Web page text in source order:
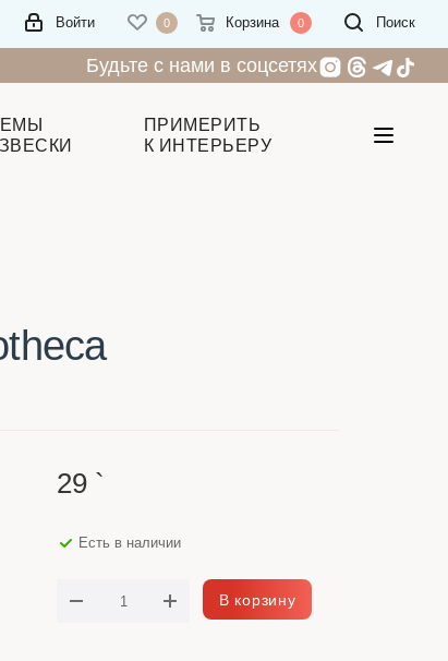
Поиск
0 Корзина 0
Войти
Будьте с нами в соцсетях
ПРИМЕРИТЬ
К ИНТЕРЬЕРУ
29 `
Есть в наличии
В корзину